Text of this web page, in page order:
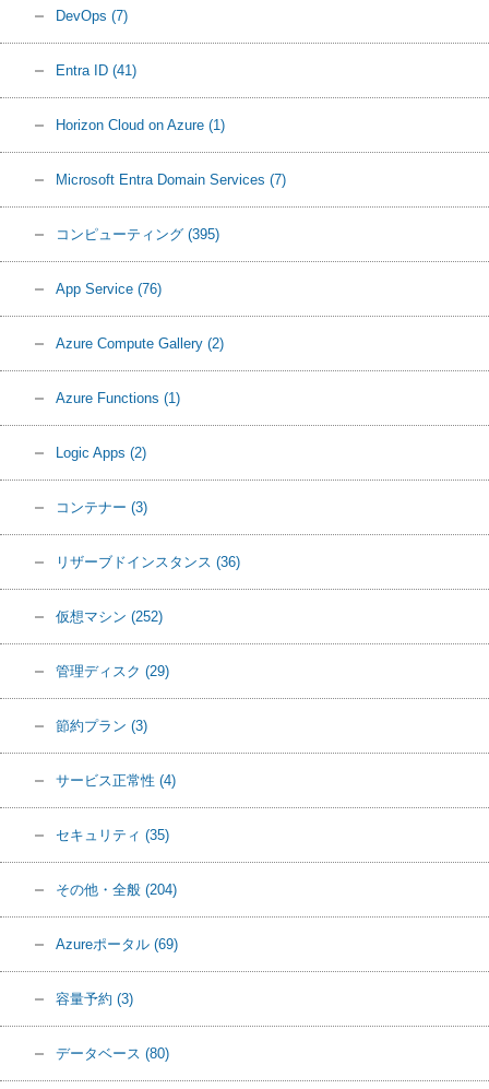
DevOps (7)
Entra ID (41)
Horizon Cloud on Azure (1)
Microsoft Entra Domain Services (7)
コンピューティング (395)
App Service (76)
Azure Compute Gallery (2)
Azure Functions (1)
Logic Apps (2)
コンテナー (3)
リザーブドインスタンス (36)
仮想マシン (252)
管理ディスク (29)
節約プラン (3)
サービス正常性 (4)
セキュリティ (35)
その他・全般 (204)
Azureポータル (69)
容量予約 (3)
データベース (80)